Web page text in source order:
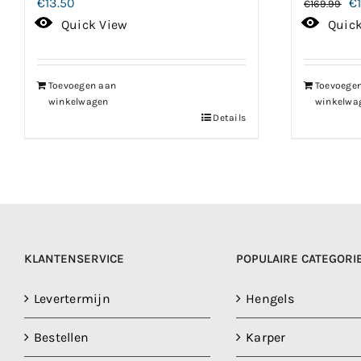
Quick View
Toevoegen aan
winkelwagen
Details
€169.99
KLANTENSERVICE
Levertermijn
Bestellen
POPULAIRE
Hengels
Karper